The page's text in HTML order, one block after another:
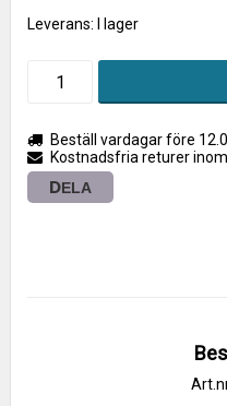
Leverans: I lager
Beställ vardagar före
Kostnadsfria returer
DELA